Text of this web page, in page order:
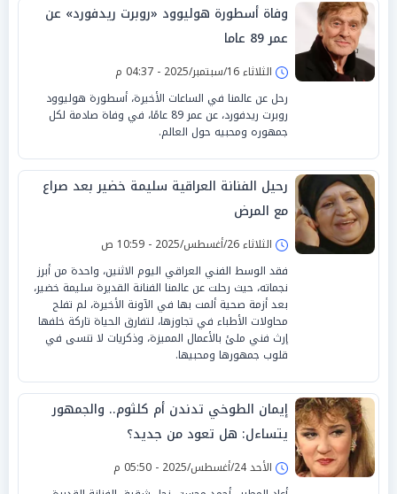
وفاة أسطورة هوليوود «روبرت ريدفورد» عن
عمر 89 عاما
الثلاثاء 16/سبتمبر/2025 - 04:37 م
رحل عن عالمنا في الساعات الأخيرة، أسطورة هوليوود
روبرت ريدفورد، عن عمر 89 عامًا، في وفاة صادمة لكل
جمهوره ومحبيه حول العالم.
رحيل الفنانة العراقية سليمة خضير بعد صراع
مع المرض
الثلاثاء 26/أغسطس/2025 - 10:59 ص
فقد الوسط الفني العراقي اليوم الاثنين، واحدة من أبرز
نجماته، حيث رحلت عن عالمنا الفنانة القديرة سليمة خضير،
بعد أزمة صحية ألمت بها في الآونة الأخيرة، لم تفلح
محاولات الأطباء في تجاوزها، لتفارق الحياة تاركة خلفها
إرث فني ملئ بالأعمال المميزة، وذكريات لا تنسى في
قلوب جمهورها ومحبيها.
إيمان الطوخي تدندن أم كلثوم.. والجمهور
يتساءل: هل تعود من جديد؟
الأحد 24/أغسطس/2025 - 05:50 م